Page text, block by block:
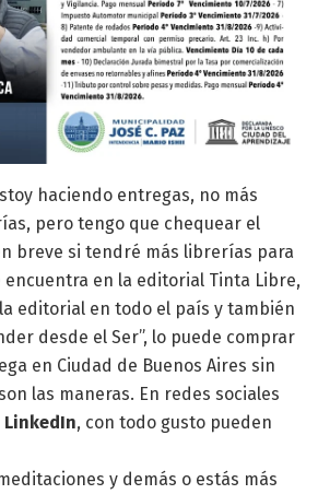
haciendo entregas, no más
pero tengo que chequear el
breve si tendré más librerías para
en la editorial Tinta Libre,
editorial en todo el país y también
desde el Ser”, lo puede comprar
en Ciudad de Buenos Aires sin
las maneras. En redes sociales
LinkedIn, con todo gusto pueden
y demás o estás más